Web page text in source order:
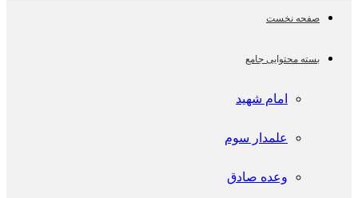
صفحه نخست
بسته محتوایی جامع
امام شهید
علمدار سوم
وعده صادق